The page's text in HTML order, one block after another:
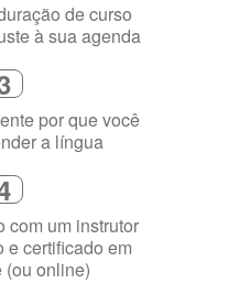
de curso
à sua agenda
por que você
a língua
com um instrutor
e certificado em
(ou online)